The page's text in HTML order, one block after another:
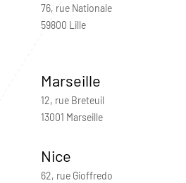
76, rue Nationale
59800 Lille
Marseille
12, rue Breteuil
13001 Marseille
Nice
62, rue Gioffredo